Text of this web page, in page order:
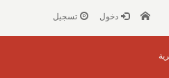
دخول تسجيل